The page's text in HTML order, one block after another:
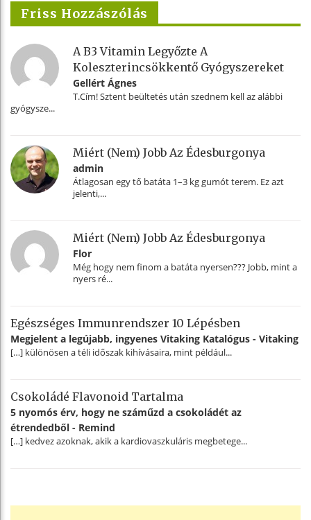
Friss Hozzászólás
A B3 Vitamin Legyőzte A
Koleszterincsökkentő Gyógyszereket
Gellért Ágnes
T.Cím! Sztent beültetés után szednem kell az alábbi
gyógysze...
Miért (nem) Jobb Az Édesburgonya
admin
Átlagosan egy tő batáta 1–3 kg gumót terem. Ez azt
jelenti,...
Miért (nem) Jobb Az Édesburgonya
Flor
Még hogy nem finom a batáta nyersen??? Jobb, mint a
nyers ré...
Egészséges Immunrendszer 10 Lépésben
Megjelent a legújabb, ingyenes Vitaking Katalógus - Vitaking
[…] különösen a téli időszak kihívásaira, mint például...
Csokoládé Flavonoid Tartalma
5 nyomós érv, hogy ne száműzd a csokoládét az
étrendedből - Remind
[…] kedvez azoknak, akik a kardiovaszkuláris megbetege...